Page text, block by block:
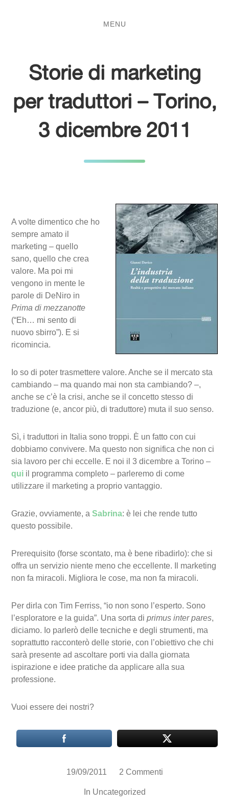
MENU
Storie di marketing
per traduttori – Torino,
3 dicembre 2011
A volte dimentico che ho
sempre amato il
marketing – quello
sano, quello che crea
valore. Ma poi mi
vengono in mente le
parole di DeNiro in
Prima di mezzanotte
(“Eh… mi sento di
nuovo sbirro”). E si
ricomincia.
Io so di poter trasmettere valore. Anche se il mercato sta
cambiando – ma quando mai non sta cambiando? –,
anche se c’è la crisi, anche se il concetto stesso di
traduzione (e, ancor più, di traduttore) muta il suo senso.
Sì, i traduttori in Italia sono troppi. È un fatto con cui
dobbiamo convivere. Ma questo non significa che non ci
sia lavoro per chi eccelle. E noi il 3 dicembre a Torino –
qui il programma completo – parleremo di come
utilizzare il marketing a proprio vantaggio.
Grazie, ovviamente, aSabrina: è lei che rende tutto
questo possibile.
Prerequisito (forse scontato, ma è bene ribadirlo): che si
offra un servizio niente meno che eccellente. Il marketing
non fa miracoli. Migliora le cose, ma non fa miracoli.
Per dirla con Tim Ferriss, “io non sono l’esperto. Sono
l’esploratore e la guida”. Una sorta diprimus inter pares,
diciamo. Io parlerò delle tecniche e degli strumenti, ma
soprattutto racconterò delle storie, con l’obiettivo che chi
sarà presente ad ascoltare porti via dalla giornata
ispirazione e idee pratiche da applicare alla sua
professione.
Vuoi essere dei nostri?
19/09/2011 2 Commenti
In Uncategorized